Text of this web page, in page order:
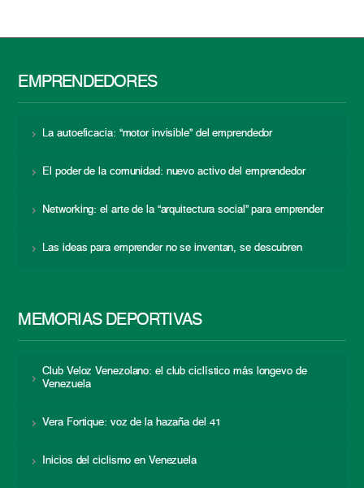
EMPRENDEDORES
La autoeficacia: “motor invisible” del emprendedor
El poder de la comunidad: nuevo activo del emprendedor
Networking: el arte de la “arquitectura social” para emprender
Las ideas para emprender no se inventan, se descubren
MEMORIAS DEPORTIVAS
Club Veloz Venezolano: el club ciclístico más longevo de
Venezuela
Vera Fortique: voz de la hazaña del 41
Inicios del ciclismo en Venezuela